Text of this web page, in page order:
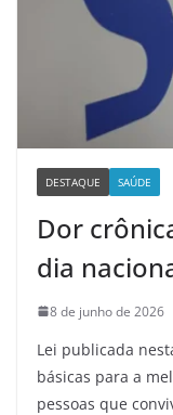
DESTAQUE SAÚDE
Dor
dia
8 de junho de 2026
Lei publicada
básicas para a
pessoas que